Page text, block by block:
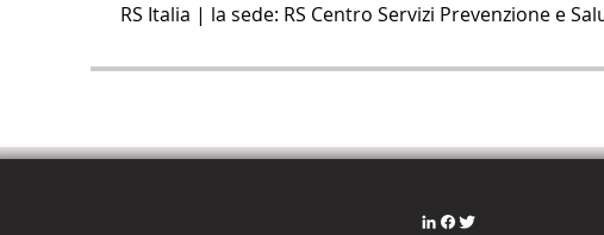
RS Italia | la sede: RS Centro Servizi Prevenzione e